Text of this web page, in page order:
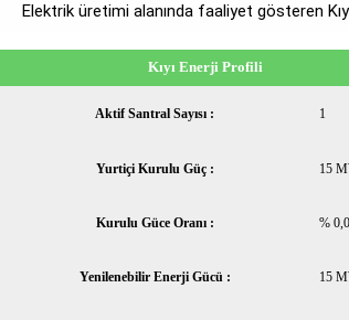
Elektrik üretimi alanında faaliyet gösteren
Kıyı Enerji Profili
Aktif Santral Sayısı : 1
Yurtiçi Kurulu Güç : 15
Kurulu Güce Oranı : %
Yenilenebilir Enerji Gücü : 15